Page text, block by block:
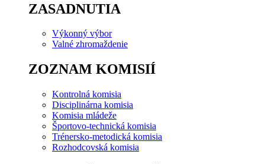
ZASADNUTIA
Výkonný výbor
Valné zhromaždenie
ZOZNAM KOMISIÍ
Kontrolná komisia
Disciplinárna komisia
Komisia mládeže
Športovo-technická komisia
Trénersko-metodická komisia
Rozhodcovská komisia